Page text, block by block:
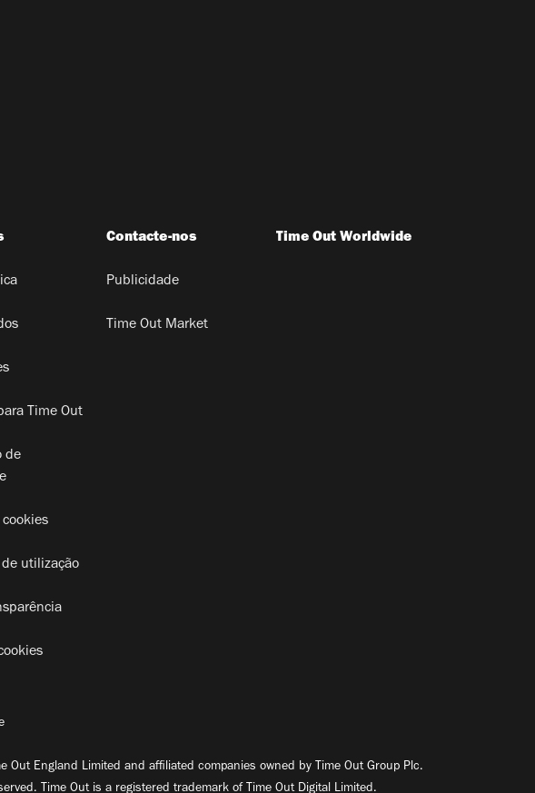
Time Out
de
utilização
Contacte-nos
Publicidade
Time Out Market
Time Out Worldwide
Out England Limited and affiliated companies owned by Time Out Group Plc.
Time Out is a registered trademark of Time Out Digital Limited.